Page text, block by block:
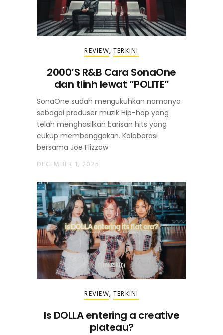
REVIEW, TERKINI
2000’S R&B Cara SonaOne
dan tlinh lewat “POLITE”
SonaOne sudah mengukuhkan namanya
sebagai produser muzik Hip-hop yang
telah menghasilkan barisan hits yang
cukup membanggakan. Kolaborasi
bersama Joe Flizzow
DECEMBER 1, 2025
REVIEW, TERKINI
Is DOLLA entering a creative
plateau?